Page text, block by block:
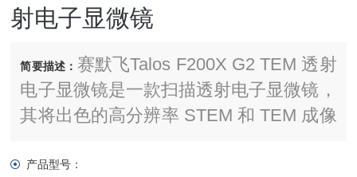
射电子显微镜
简要描述： 赛默飞Talos F200X G2 TEM 透射
电子显微镜是一款扫描透射电子显微镜，
其将出色的高分辨率 STEM 和 TEM 成像
相结合。
产品型号：